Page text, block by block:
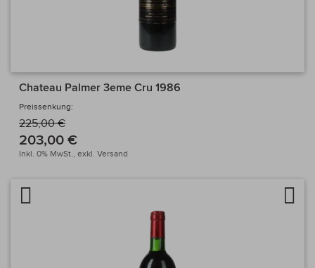
Chateau Palmer 3eme Cru 1986
Preissenkung:
225,00 €
203,00 €
Inkl. 0% MwSt., exkl. Versand